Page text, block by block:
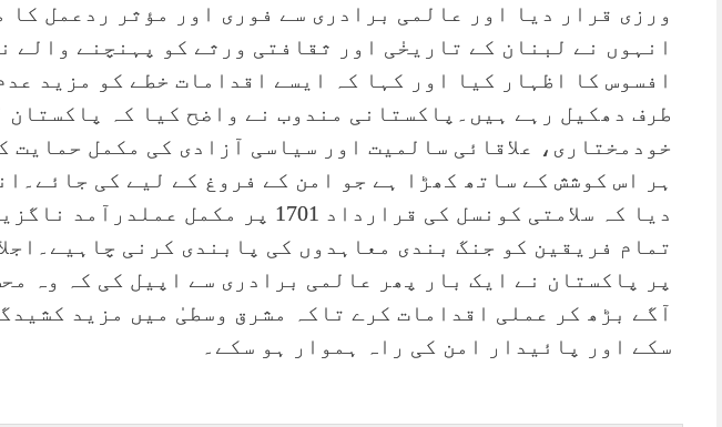
ورزی قرار دیا اور عالمی برادری سے فوری اور مؤثر ردعمل کا
انہوں نے لبنان کے تاریخٰی اور ثقافتی ورثے کو پہنچنے والے
افسوس کا اظہار کیا اور کہا کہ ایسے اقدامات خطے کو مزید
طرف دھکیل رہے ہیں۔پاکستانی مندوب نے واضح کیا کہ پاکستان
خودمختاری، علاقائی سالمیت اور سیاسی آزادی کی مکمل حمایت
ہر اس کوشش کے ساتھ کھڑا ہے جو امن کے فروغ کے لیے کی
دیا کہ سلامتی کونسل کی قرارداد 1701 پر مکمل
تمام فریقین کو جنگ بندی معاہدوں کی پابندی کرنی
پر پاکستان نے ایک بار پھر عالمی برادری سے اپیل کی کہ وہ
آگے بڑھ کر عملی اقدامات کرے تاکہ مشرق وسطیٰ میں مزید
سکے اور پائیدار امن کی راہ ہموار ہو سکے۔